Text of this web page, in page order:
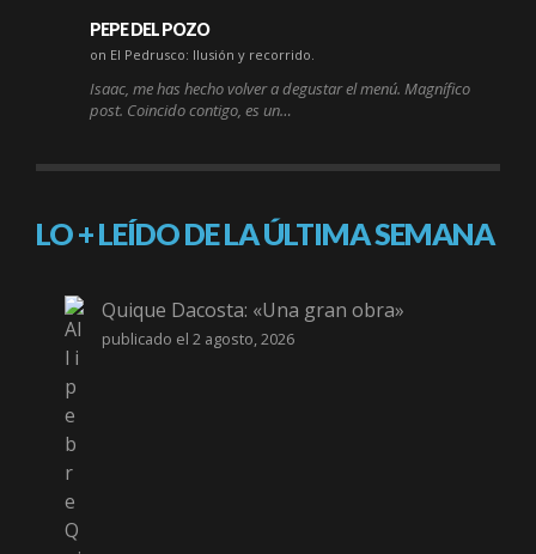
PEPE DEL POZO
on El Pedrusco: Ilusión y recorrido.
Isaac, me has hecho volver a degustar el menú. Magnífico
post. Coincido contigo, es un…
LO + LEÍDO DE LA ÚLTIMA SEMANA
Quique Dacosta: «Una gran obra»
publicado el 2 agosto, 2026